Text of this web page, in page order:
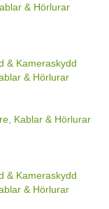
& Hörlurar
& Kameraskydd
& Hörlurar
Kablar & Hörlurar
& Kameraskydd
& Hörlurar